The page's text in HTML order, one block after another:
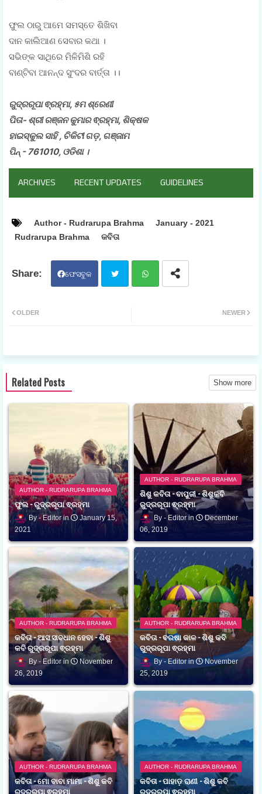
ଫୁଲ ଠାରୁ ଆମେ ସମସ୍ତେ ଶିଖିବା
ଦାନ କାଲିଆଣ ସେବାର କଥା ।
ସଭିଙ୍କ ସାଥିରେ ମିଳିମିଶି ରହି
ବାଣ୍ଟିବା ଆନନ୍ଦ ସୁଂଦର ବାର୍ତ୍ତା ।।
ରୁଦ୍ରରୂପା ଵ୍ରହ୍ମା, ୫ମ ଶ୍ରେଣୀ
ପିତା- ଶ୍ରୀ ରଞ୍ଜନ କୁମାର ଵ୍ରହ୍ମା, ଶିକ୍ଷକ
ହାଇସ୍କୁଲ ସାହି , ଚିକିଟୀ ଗଡ଼, ଗଞ୍ଜାମ
ପିନ୍ - 761010, ଓଡିଶା ।
ARCHIVES RECENT UPDATES GUIDELINES
Author - Rudrarupa Brahma
January - 2021
Rudrarupa Brahma
କବିତା
ଫେସବୁକ
ଆପ
NEWER
OLDER
Related Posts Show more
AUTHOR - RUDRARUPA BRAHMA
ଫୁଲ - ରୁଦ୍ରରୂପା ଵ୍ରହ୍ମା
Editor
January 15,
2021
AUTHOR - RUDRARUPA BRAHMA
ଶିଶୁ କବିତା - ବାପୁଜୀ - ଶିଶୁକବି
ରୁଦ୍ରରୂପା ଵ୍ରହ୍ମା
Editor
December
06, 2019
AUTHOR - RUDRARUPA BRAHMA
କବିତା - ଆସ ସାବଧାନ ହେବା - ଶିଶୁ
କବି ରୁଦ୍ରରୂପା ଵ୍ରହ୍ମା
Editor
November
26, 2019
AUTHOR - RUDRARUPA BRAHMA
କବିତା - ବରଷା କାଳ - ଶିଶୁ କବି
ରୁଦ୍ରରୂପା ଵ୍ରହ୍ମା
Editor
November
25, 2019
AUTHOR - RUDRARUPA BRAHMA
କବିତା - ମୋ ବାବା ମାମା - ଶିଶୁ କବି
ରୁଦ୍ରରୂପା ଵ୍ରହ୍ମା
AUTHOR - RUDRARUPA BRAHMA
କବିତା - ପାହାଡ଼ ରାଣୀ - ଶିଶୁ କବି
ରୁଦ୍ରରୂପା ଵ୍ରହ୍ମା